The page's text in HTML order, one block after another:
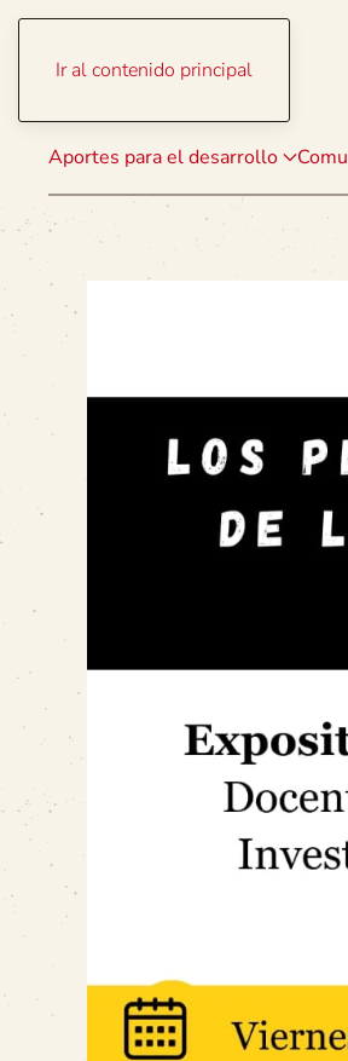
Ir al contenido principal
Aportes para el desarrollo